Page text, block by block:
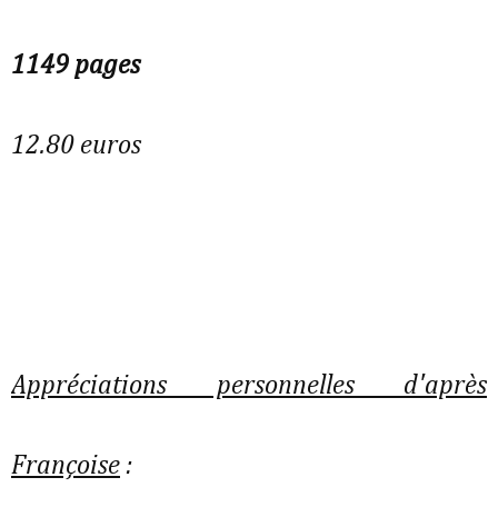
1149 pages
12.80 euros
Appréciations personnelles d'après
Françoise :